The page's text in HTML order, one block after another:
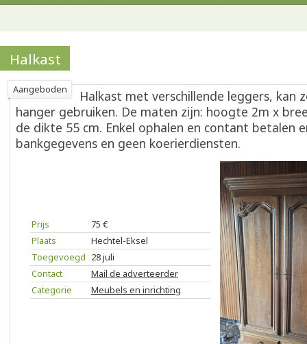
Halkast
Aangeboden
Halkast met verschillende leggers, kan
hanger gebruiken. De maten zijn: hoogte 2m x
de dikte 55 cm. Enkel ophalen en contant betalen
bankgegevens en geen koerierdiensten.
Prijs
75 €
Plaats
Hechtel-Eksel
Toegevoegd 28 juli
Contact
Mail de adverteerder
Categorie
Meubels en inrichting